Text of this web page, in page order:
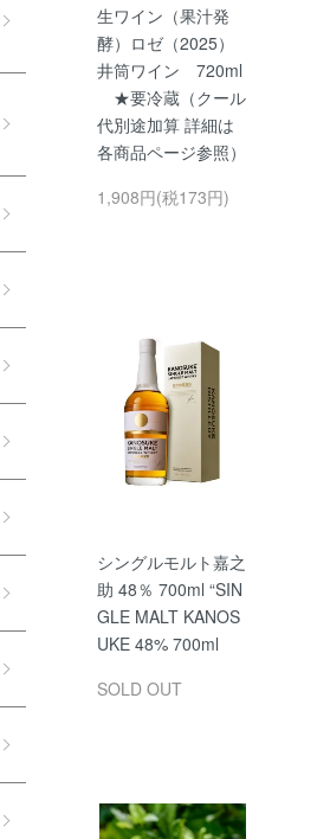
生ワイン（果汁発
酵）ロゼ（2025）
井筒ワイン 720ml
★要冷蔵（クール
代別途加算 詳細は
各商品ページ参照）
1,908円(税173円)
シングルモルト嘉之
助 48％ 700ml “SIN
GLE MALT KANOS
UKE 48% 700ml
SOLD OUT